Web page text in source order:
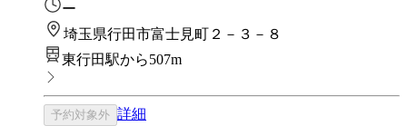
ー
埼玉県行田市富士見町２－３－８
東行田駅から507m
予約対象外 詳細